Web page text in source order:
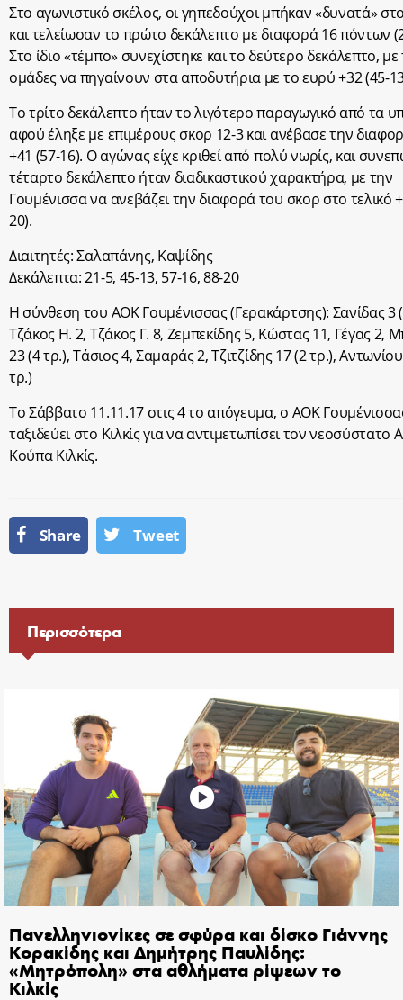
Στο αγωνιστικό σκέλος, οι γηπεδούχοι μπήκαν «δυνατά»
και τελείωσαν το πρώτο δεκάλεπτο με διαφορά 16 πόντων
Στο ίδιο «τέμπο» συνεχίστηκε και το δεύτερο δεκάλεπτο, με
ομάδες να πηγαίνουν στα αποδυτήρια με το ευρύ +32 (45-
Το τρίτο δεκάλεπτο ήταν το λιγότερο παραγωγικό από τα
αφού έληξε με επιμέρους σκορ 12-3 και ανέβασε την
+41 (57-16). Ο αγώνας είχε κριθεί από πολύ νωρίς, και
τέταρτο δεκάλεπτο ήταν διαδικαστικού χαρακτήρα, με την
Γουμένισσα να ανεβάζει την διαφορά του σκορ στο τελικό
20).
Διαιτητές: Σαλαπάνης, Καψίδης
Δεκάλεπτα: 21-5, 45-13, 57-16, 88-20
Η σύνθεση του ΑΟΚ Γουμένισσας (Γερακάρτσης): Σανίδας 3
Τζάκος Η. 2, Τζάκος Γ. 8, Ζεμπεκίδης 5, Κώστας 11, Γέγας 2,
23 (4 τρ.), Τάσιος 4, Σαμαράς 2, Τζιτζίδης 17 (2 τρ.),
τρ.)
Το Σάββατο 11.11.17 στις 4 το απόγευμα, ο ΑΟΚ
ταξιδεύει στο Κιλκίς για να αντιμετωπίσει τον νεοσύστατο
Κούπα Κιλκίς.
Share Tweet
Περισσότερα
Πανελληνιονίκες σε σφύρα και δίσκο Γιάννης
Κορακίδης και Δημήτρης Παυλίδης:
«Μητρόπολη» στα αθλήματα ρίψεων το
Κιλκίς